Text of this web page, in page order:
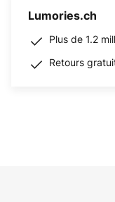
Lumories.ch
Plus de 1.2
Retours